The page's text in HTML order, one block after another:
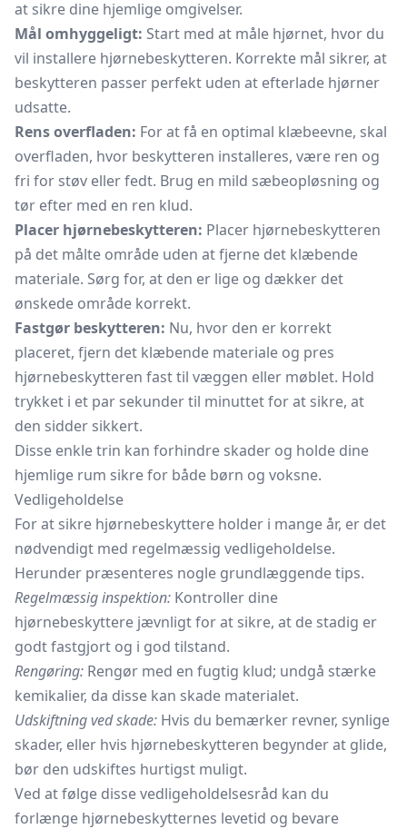
at sikre dine hjemlige omgivelser.
Mål omhyggeligt: Start med at måle hjørnet, hvor du
vil installere hjørnebeskytteren. Korrekte mål sikrer, at
beskytteren passer perfekt uden at efterlade hjørner
udsatte.
Rens overfladen: For at få en optimal klæbeevne, skal
overfladen, hvor beskytteren installeres, være ren og
fri for støv eller fedt. Brug en mild sæbeopløsning og
tør efter med en ren klud.
Placer hjørnebeskytteren: Placer hjørnebeskytteren
på det målte område uden at fjerne det klæbende
materiale. Sørg for, at den er lige og dækker det
ønskede område korrekt.
Fastgør beskytteren: Nu, hvor den er korrekt
placeret, fjern det klæbende materiale og pres
hjørnebeskytteren fast til væggen eller møblet. Hold
trykket i et par sekunder til minuttet for at sikre, at
den sidder sikkert.
Disse enkle trin kan forhindre skader og holde dine
hjemlige rum sikre for både børn og voksne.
Vedligeholdelse
For at sikre hjørnebeskyttere holder i mange år, er det
nødvendigt med regelmæssig vedligeholdelse.
Herunder præsenteres nogle grundlæggende tips.
Regelmæssig inspektion: Kontroller dine
hjørnebeskyttere jævnligt for at sikre, at de stadig er
godt fastgjort og i god tilstand.
Rengøring: Rengør med en fugtig klud; undgå stærke
kemikalier, da disse kan skade materialet.
Udskiftning ved skade: Hvis du bemærker revner, synlige
skader, eller hvis hjørnebeskytteren begynder at glide,
bør den udskiftes hurtigst muligt.
Ved at følge disse vedligeholdelsesråd kan du
forlænge hjørnebeskytternes levetid og bevare